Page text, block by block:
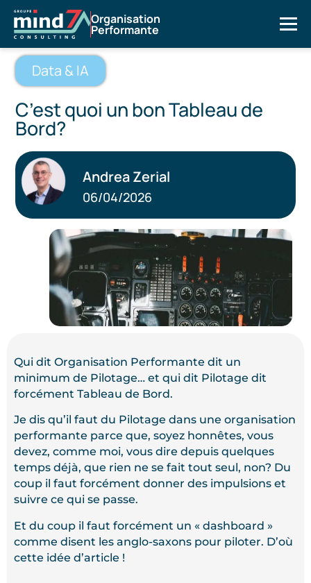
Organisation
Performante
Data & IA
C’est quoi un bon Tableau de
Bord?
Andrea Zerial
06/04/2026
Qui dit Organisation Performante dit un
minimum de Pilotage… et qui dit Pilotage dit
forcément Tableau de Bord.
Je dis qu’il faut du Pilotage dans une organisation
performante parce que, soyez honnêtes, vous
devez, comme moi, vous dire depuis quelques
temps déjà, que rien ne se fait tout seul, non? Du
coup il faut forcément donner des impulsions et
suivre ce qui se passe.
Et du coup il faut forcément un « dashboard »
comme disent les anglo-saxons pour piloter. D’où
cette idée d’article !